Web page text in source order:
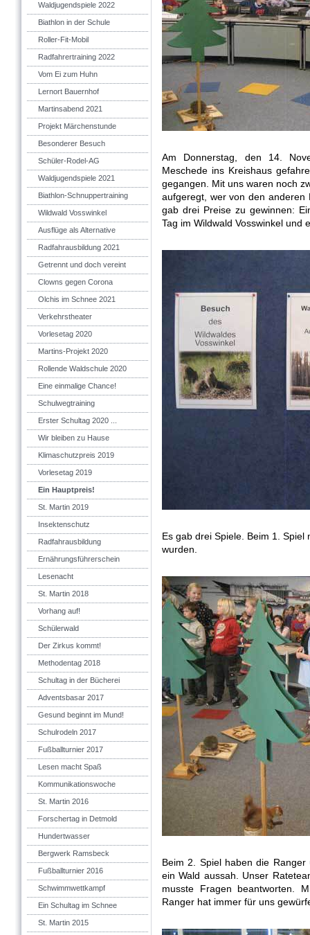
Waldjugendspiele 2022
Biathlon in der Schule
Roller-Fit-Mobil
Radfahrertraining 2022
Vom Ei zum Huhn
Lernort Bauernhof
Martinsabend 2021
Projekt Märchenstunde
Besonderer Besuch
Schüler-Rodel-AG
Waldjugendspiele 2021
Biathlon-Schnuppertraining
Wildwald Vosswinkel
Ausflüge als Alternative
Radfahrausbildung 2021
Getrennt und doch vereint
Clowns gegen Corona
Olchis im Schnee 2021
Verkehrstheater
Vorlesetag 2020
Martins-Projekt 2020
Rollende Waldschule 2020
Eine einmalige Chance!
Schulwegtraining
Erster Schultag 2020 ...
Wir bleiben zu Hause
Klimaschutzpreis 2019
Vorlesetag 2019
Ein Hauptpreis!
St. Martin 2019
Insektenschutz
Radfahrausbildung
Ernährungsführerschein
Lesenacht
St. Martin 2018
Vorhang auf!
Schülerwald
Der Zirkus kommt!
Methodentag 2018
Schultag in der Bücherei
Adventsbasar 2017
Gesund beginnt im Mund!
Schulrodeln 2017
Fußballturnier 2017
Lesen macht Spaß
Kommunikationswoche
St. Martin 2016
Forschertag in Detmold
Hundertwasser
Bergwerk Ramsbeck
Fußballturnier 2016
Schwimmwettkampf
Ein Schultag im Schnee
St. Martin 2015
Am Donnerstag, den 14.
Meschede ins Kreishaus
gegangen. Mit uns waren noch
aufgeregt, wer von den
gab drei Preise zu gewinnen:
Tag im Wildwald Vosswinkel und
Es gab drei Spiele. Beim 1.
wurden.
Beim 2. Spiel haben die
ein Wald aussah. Unser
musste Fragen beantworten.
Ranger hat immer für uns